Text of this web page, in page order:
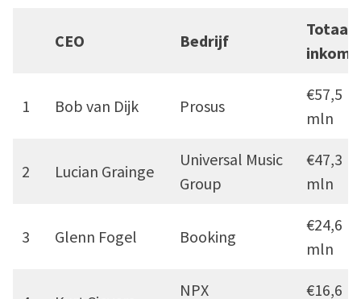
CEO Bedrijf
Totaal
1 Bob van Dijk Prosus
€57,5
mln
2 Lucian Grainge
Universal Music
Group
€47,3
mln
3 Glenn Fogel Booking
€24,6
mln
NPX
€16,6